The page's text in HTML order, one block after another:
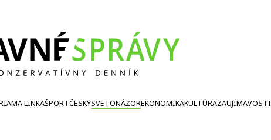
LINKAŠPORTČESKYSVETONÁZOREKONOMIKAKULTÚRAZAUJÍMAVOSTI